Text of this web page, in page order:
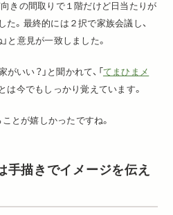
きの間取りで１階だけど日当たりが
。最終的には２択で家族会議し、
と意見が一致しました。
いい？」と聞かれて、「 てまひまメ
は今でもしっかり覚えています。
とが嬉しかったですね。
手描きでイメージを伝え